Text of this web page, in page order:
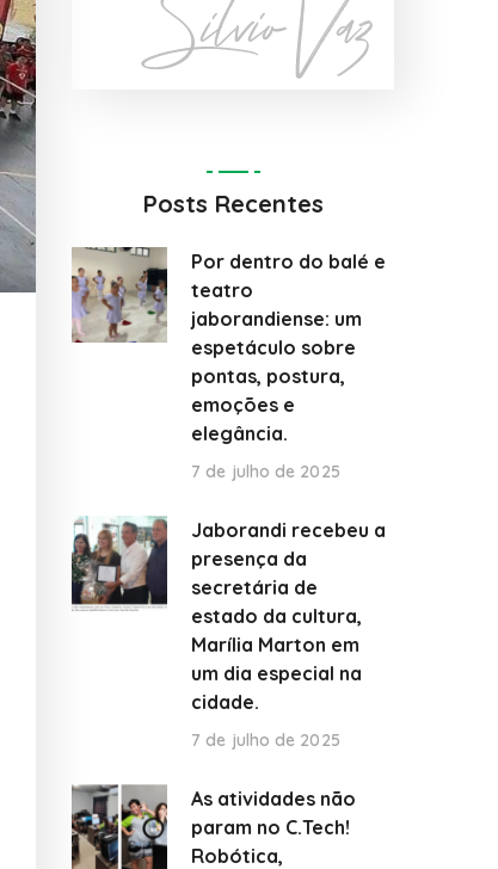
Posts Recentes
Por dentro do balé e
teatro
jaborandiense: um
espetáculo sobre
pontas, postura,
emoções e
elegância.
7 de julho de 2025
Jaborandi recebeu a
presença da
secretária de
estado da cultura,
Marília Marton em
um dia especial na
cidade.
7 de julho de 2025
As atividades não
param no C.Tech!
Robótica,